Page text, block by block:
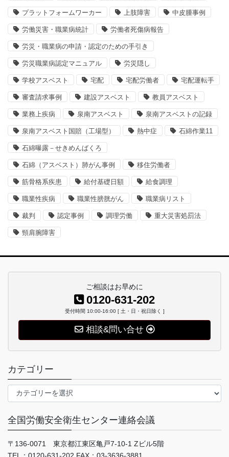
プラットフォームワーカー 上肢障害 中皮腫事例
労働災害・職業病統計 労働者死傷病報告
労災・職業病の申請・認定のための手引き
労災職業病認定マニュアル 労災隠し
学校アスベスト 宅配 宅配労働者 宅配運転手
審査請求事例 建設アスベスト 教員アスベスト
業務上疾病 泉南アスベスト 泉南アスベストの記録
泉南アスベスト国賠（工場型） 熱中症 石綿作業11
石綿曝露－せきめんばくろ
石綿（アスベスト）肺がん事例 移住労働者
筋骨格系疾患 給付基礎日額 給食調理
職業性疾病 職業性膀胱がん 職業病リスト
裁判 認定事例 調理労働 重大災害処罰法
頸肩腕障害
ご相談はお早めに
0120-631-202
受付時間 10:00-16:00 [ 土・日・祝日除く ]
相談&問い合せ
カテゴリー
テ
リ
ー
全国労働安全衛生センター連絡会議
〒136-0071 東京都江東区亀戸7-10-1 Zビル5階
TEL：0120-631-202 FAX：03-3636-3881